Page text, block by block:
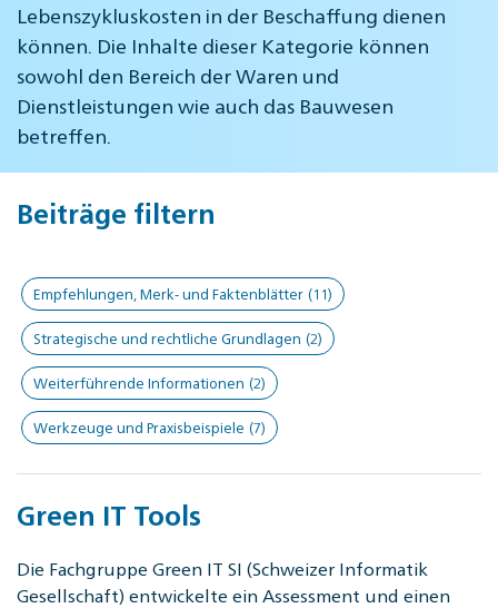
Lebenszykluskosten in der Beschaffung dienen
können. Die Inhalte dieser Kategorie können
sowohl den Bereich der Waren und
Dienstleistungen wie auch das Bauwesen
betreffen.
Beiträge filtern
Empfehlungen, Merk- und Faktenblätter (11)
Strategische und rechtliche Grundlagen (2)
Weiterführende Informationen (2)
Werkzeuge und Praxisbeispiele (7)
Green IT Tools
Die Fachgruppe Green IT SI (Schweizer Informatik
Gesellschaft) entwickelte ein Assessment und einen